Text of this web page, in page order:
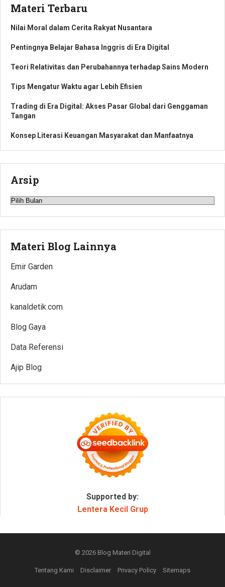
Materi Terbaru
Nilai Moral dalam Cerita Rakyat Nusantara
Pentingnya Belajar Bahasa Inggris di Era Digital
Teori Relativitas dan Perubahannya terhadap Sains Modern
Tips Mengatur Waktu agar Lebih Efisien
Trading di Era Digital: Akses Pasar Global dari Genggaman
Tangan
Konsep Literasi Keuangan Masyarakat dan Manfaatnya
Arsip
Arsip
Materi Blog Lainnya
Emir Garden
Arudam
kanaldetik.com
Blog Gaya
Data Referensi
Ajip Blog
Supported by:
Lentera Kecil Grup
© 2026 Blog Materi Digital
Tentang Kami Disclaimer Privacy Policy Sitemaps